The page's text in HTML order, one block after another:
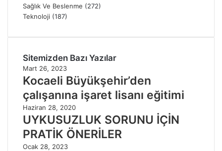
Sağlık Ve Beslenme (272)
Teknoloji (187)
Sitemizden Bazı Yazılar
Mart 26, 2023
Kocaeli Büyükşehir’den
çalışanına işaret lisanı eğitimi
Haziran 28, 2020
UYKUSUZLUK SORUNU İÇİN
PRATİK ÖNERİLER
Ocak 28, 2023